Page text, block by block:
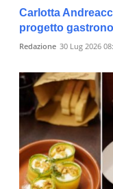
Carlotta
progetto
Redazione 30 Lug 2026